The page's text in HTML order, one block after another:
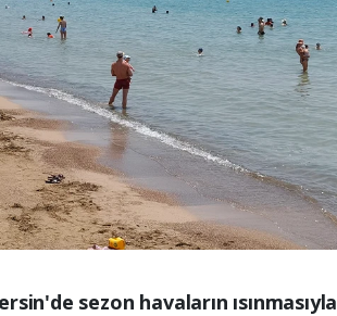
sezon havaların ısınmasıyla